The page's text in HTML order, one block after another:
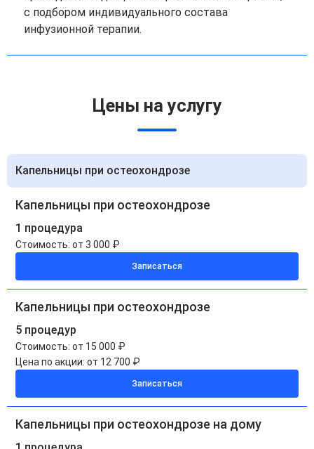
с подбором индивидуального состава
инфузионной терапии.
Цены на услугу
Капельницы при остеохондрозе
Капельницы при остеохондрозе
1 процедура
Стоимость: от 3 000 ₽
Записаться
Капельницы при остеохондрозе
5 процедур
Стоимость: от 15 000 ₽
Цена по акции: от 12 700 ₽
Записаться
Капельницы при остеохондрозе на дому